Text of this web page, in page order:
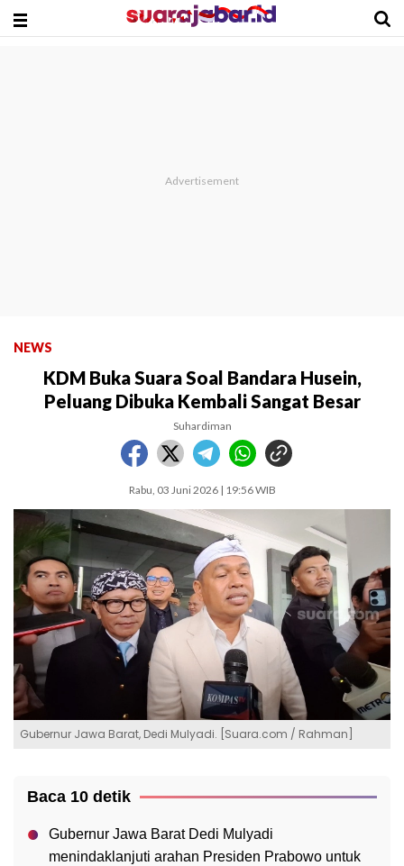
NEWS
KDM Buka Suara Soal Bandara Husein,
Peluang Dibuka Kembali Sangat Besar
Suhardiman
Rabu, 03 Juni 2026 | 19:56 WIB
Gubernur Jawa Barat, Dedi Mulyadi. [Suara.com / Rahman]
Baca 10 detik
Gubernur Jawa Barat Dedi Mulyadi
menindaklanjuti arahan Presiden Prabowo untuk